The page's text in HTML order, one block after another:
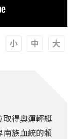
取得奧運輕艇
南族血統的賴